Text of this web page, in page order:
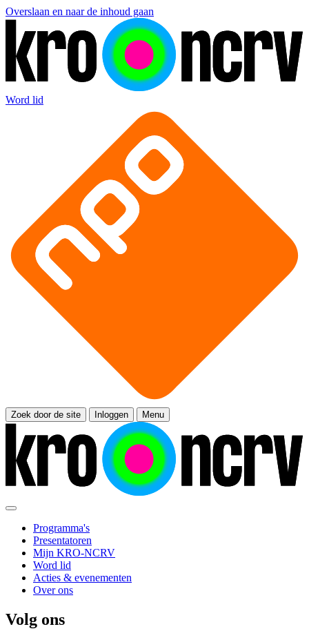
Overslaan en naar de inhoud gaan
Word lid
Zoek door de site Inloggen Menu
Programma's
Presentatoren
Mijn KRO-NCRV
Word lid
Acties & evenementen
Over ons
Volg ons